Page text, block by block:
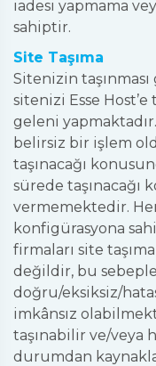
iadesi yapmama
sahiptir.
Site Taşıma
Sitenizin
sitenizi Esse
geleni
belirsiz bir işlem
taşınacağı
sürede taşınacağı
vermemektedir.
konfigürasyona
firmaları site
değildir, bu
doğru/eksiksiz/
imkânsız
taşınabilir ve/veya
durumdan